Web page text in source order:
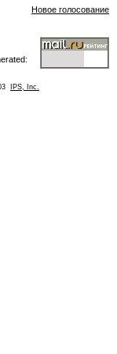
Новое голосование
IPS, Inc.